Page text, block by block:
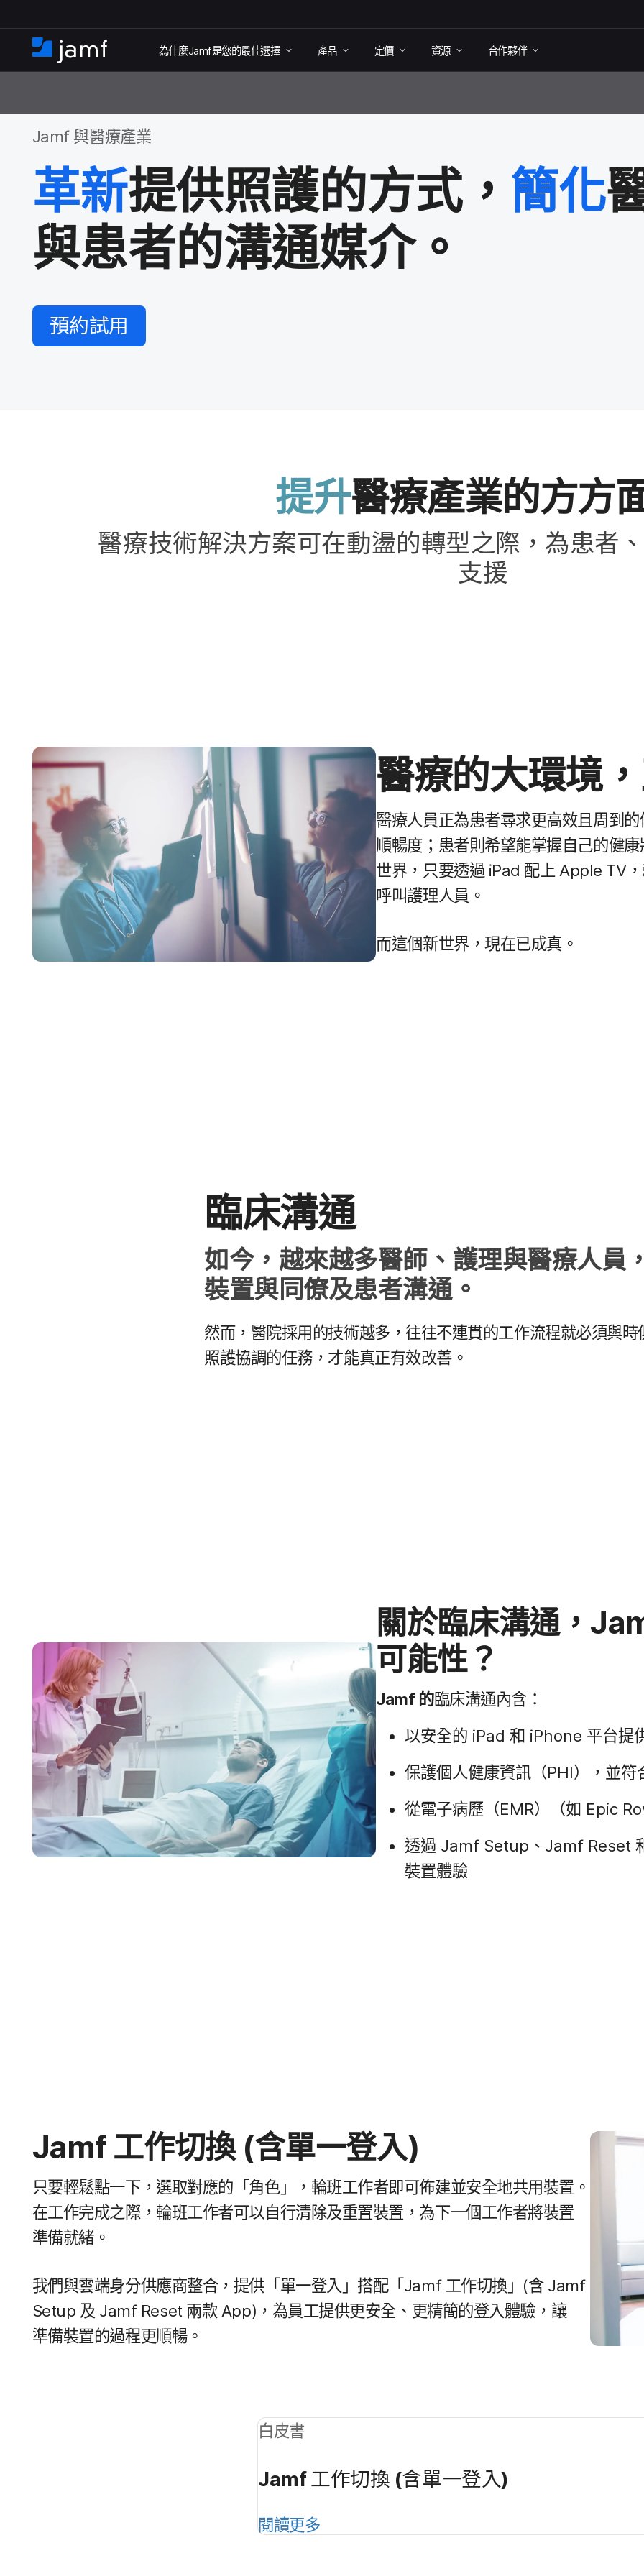
​
至
​
容
住
家
為​什麼Jamf是​您​的​最佳​選擇 產品 定​價 資源 合作​夥伴
Jamf 與​醫療​產業
革​新提供​照護​的​方式， 簡化
與​患者​的​溝通​媒介。
預約​試用
提升醫療​產業​的​方方
醫療​技術​解決​方案​可​在​動盪​的​轉型​之際，​為​患者
支援
醫療​的​大​環境
醫療​人員​正為​患者​尋求​更​高效且​周到​
順暢​度​；患​者​則​希望​能​掌握​自己​的​健
世界，​只要​透過 iPad 配​上 Apple TV
呼叫​護理​人員。
而​這​個​新​世界，​現在​已​成真。
臨床溝通
如​今，​越來​越多​醫師、​護理​與​醫療​人員
裝置​與​同僚​及​患者​溝通。
然而，​醫院​採用​的​技術​越多，​往往​不​連貫​的​工作​流程​就​必須​與​
照護​協調​的​任務，​才​能​真正​有效​改善。
關於​臨床​溝通，
可能​性？
Jamf 的臨床溝通​內含：
以​安全​的 iPad和 iPhone 平​台​提
保護​個人​健康​資訊​（PHI），​並​符
從​電子病歷​（EMR）（如 Epic
透過 Jamf Setup 、 Jamf Reset
裝置​體驗
Jamf 工作​切​換 (含單一​登入)
只要​輕鬆點​一​下，​選取​對​應​的​「角色」，​輪班​工作​者​即​可​佈建​並​安全​地​共用​裝置。​
在​工作​完成​之際，​輪班​工作​者​可以​自行​清除​及​重置​裝置，​為​下​一​個​工作​者​將​裝置​
準備​就緒。
我們​與​雲端​身​分​供​應商​整合，​提供​「單一​登入」​搭配​「Jamf 工作​切換」​(含Jamf
Setup 及 Jamf Reset 兩​款App)，​為​員工​提供​更​安全、​更​精簡​的​登入​體驗，​讓​
準備​裝置​的​過程​更​順暢。
白皮書
Jamf工作​切​換 (含單一​登入)
閱讀​更多